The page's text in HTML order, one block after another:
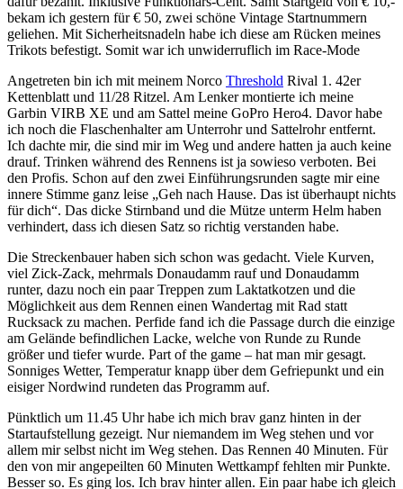
bekam ich gestern für € 50, zwei schöne Vintage Startnummern
geliehen. Mit Sicherheitsnadeln habe ich diese am Rücken meines
Trikots befestigt. Somit war ich unwiderruflich im Race-Mode
Angetreten bin ich mit meinem Norco Threshold Rival 1. 42er
Kettenblatt und 11/28 Ritzel. Am Lenker montierte ich meine
Garbin VIRB XE und am Sattel meine GoPro Hero4. Davor habe
ich noch die Flaschenhalter am Unterrohr und Sattelrohr entfernt.
Ich dachte mir, die sind mir im Weg und andere hatten ja auch keine
drauf. Trinken während des Rennens ist ja sowieso verboten. Bei
den Profis. Schon auf den zwei Einführungsrunden sagte mir eine
innere Stimme ganz leise „Geh nach Hause. Das ist überhaupt nichts
für dich“. Das dicke Stirnband und die Mütze unterm Helm haben
verhindert, dass ich diesen Satz so richtig verstanden habe.
Die Streckenbauer haben sich schon was gedacht. Viele Kurven,
viel Zick-Zack, mehrmals Donaudamm rauf und Donaudamm
runter, dazu noch ein paar Treppen zum Laktatkotzen und die
Möglichkeit aus dem Rennen einen Wandertag mit Rad statt
Rucksack zu machen. Perfide fand ich die Passage durch die einzige
am Gelände befindlichen Lacke, welche von Runde zu Runde
größer und tiefer wurde. Part of the game – hat man mir gesagt.
Sonniges Wetter, Temperatur knapp über dem Gefriepunkt und ein
eisiger Nordwind rundeten das Programm auf.
Pünktlich um 11.45 Uhr habe ich mich brav ganz hinten in der
Startaufstellung gezeigt. Nur niemandem im Weg stehen und vor
allem mir selbst nicht im Weg stehen. Das Rennen 40 Minuten. Für
den von mir angepeilten 60 Minuten Wettkampf fehlten mir Punkte.
Besser so. Es ging los. Ich brav hinter allen. Ein paar habe ich gleich